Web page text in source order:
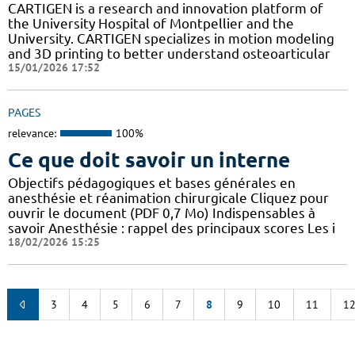
CARTIGEN is a research and innovation platform of
the University Hospital of Montpellier and the
University. CARTIGEN specializes in motion modeling
and 3D printing to better understand osteoarticular
15/01/2026 17:52
PAGES
relevance: 100%
Ce que doit savoir un interne
Objectifs pédagogiques et bases générales en
anesthésie et réanimation chirurgicale Cliquez pour
ouvrir le document (PDF 0,7 Mo) Indispensables à
savoir Anesthésie : rappel des principaux scores Les i
18/02/2026 15:25
3 4 5 6 7 8 9 10 11 12